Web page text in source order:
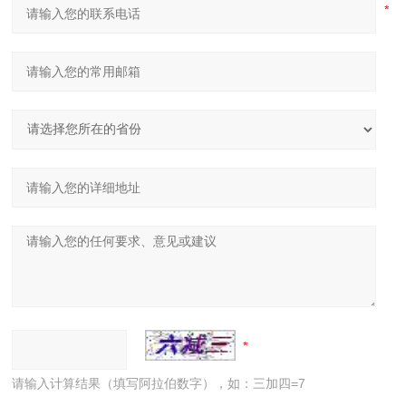
请输入计算结果（填写阿拉伯数字），如：三加四=7